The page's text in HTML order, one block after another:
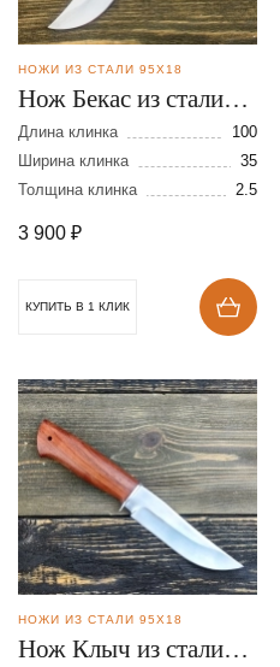
НОЖИ ИЗ СТАЛИ 95Х18
Нож Бекас из стали
95Х18
Длина клинка
100
Ширина клинка
35
Толщина клинка
2.5
3 900 ₽
КУПИТЬ В 1 КЛИК
НОЖИ ИЗ СТАЛИ 95Х18
Нож Клыч из стали